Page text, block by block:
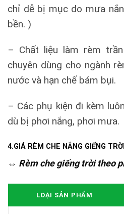
chỉ dễ bị mục do mưa
bền. )
– Chất liệu làm rèm
chuyên dùng cho ngành
nước và hạn chế bám bụi.
– Các phụ kiện đi kèm
dù bị phơi nắng, phơi mưa.
4.GIÁ RÈM CHE NẮNG GIẾNG
⇔ Rèm che giếng trời theo
LOẠI SẢN PHẨM